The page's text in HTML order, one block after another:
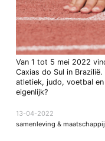
Van 1 tot 5 mei 2022
Caxias do Sul in
atletiek, judo, voetbal
eigenlijk?
13-04-2022
samenleving & maatschappij